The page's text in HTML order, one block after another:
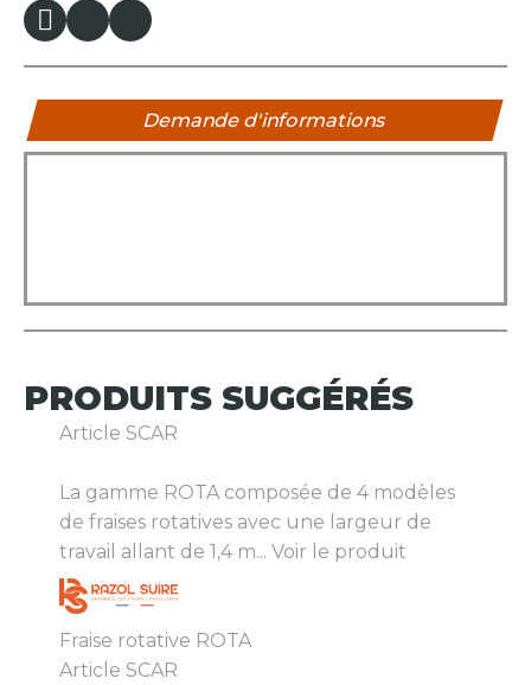
Demande d'informations
PRODUITS SUGGÉRÉS
Article SCAR
La gamme ROTA composée de 4 modèles
de fraises rotatives avec une largeur de
travail allant de 1,4 m... Voir le produit
Fraise rotative ROTA
Article SCAR